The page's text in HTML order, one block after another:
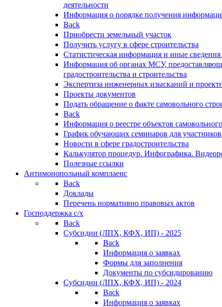
деятельности
Информация о порядке получения
Back
Приобрести земельный участок
Получить услугу в сфере строительства
Статистическая информация и иные сведения
Информация об органах МСУ,
градостроительства и строительства
Экспертиза инженерных изысканий и
Проекты документов
Подать обращение о факте самовольного
Back
Информация о реестре объектов
График обучающих семинаров для участников
Новости в сфере градостроительства
Калькулятор процедур. Инфографика.
Полезные ссылки
Антимонопольный комплаенс
Back
Доклады
Перечень нормативно правовых актов
Господдержка с/х
Back
Субсидии (ЛПХ, КФХ, ИП) - 2025
Back
Информация о заявках
Формы для заполнения
Документы по субсидированию
Субсидии (ЛПХ, КФХ, ИП) - 2024
Back
Информация о заявках